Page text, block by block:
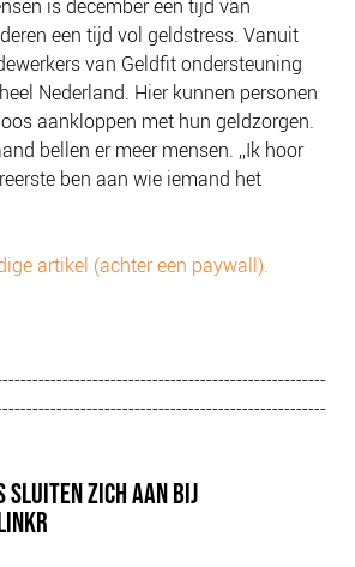
is december een tijd van
een tijd vol geldstress. Vanuit
van Geldfit ondersteuning
Nederland. Hier kunnen personen
aankloppen met hun geldzorgen.
bellen er meer mensen. ,,Ik hoor
ben aan wie iemand het
artikel (achter een paywall).
SLUITEN ZICH AAN BIJ